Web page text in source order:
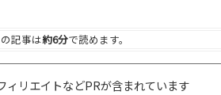
記事は約6分で読めます。
ィリエイトなどPRが含まれています